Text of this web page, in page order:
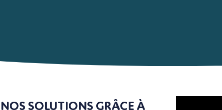
NOS SOLUTIONS GRÂCE À